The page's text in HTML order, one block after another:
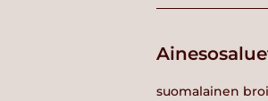
suomalainen